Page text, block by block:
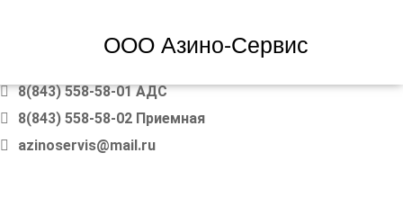
ООО Азино-Сервис
8(843) 558-58-01 АДС
8(843) 558-58-02 Приемная
azinoservis@mail.ru